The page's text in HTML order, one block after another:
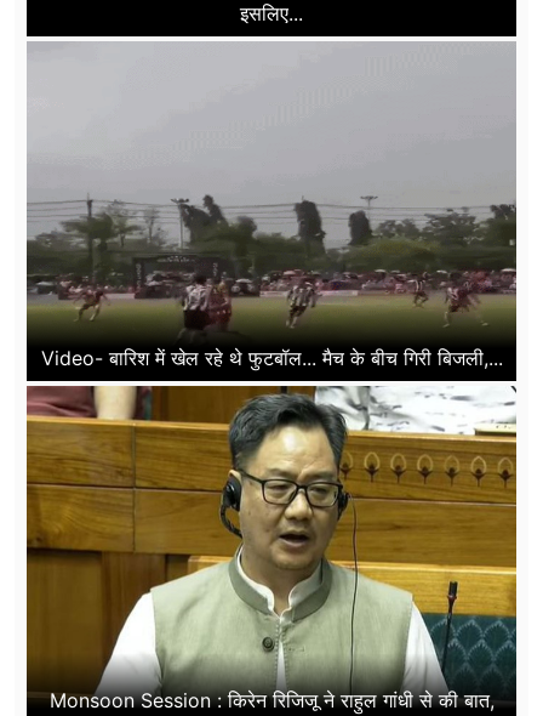
इसलिए...
Video- बारिश में खेल रहे थे फुटबॉल... मैच के बीच गिरी बिजली,...
Monsoon Session : किरेन रिजिजू ने राहुल गांधी से की बात,